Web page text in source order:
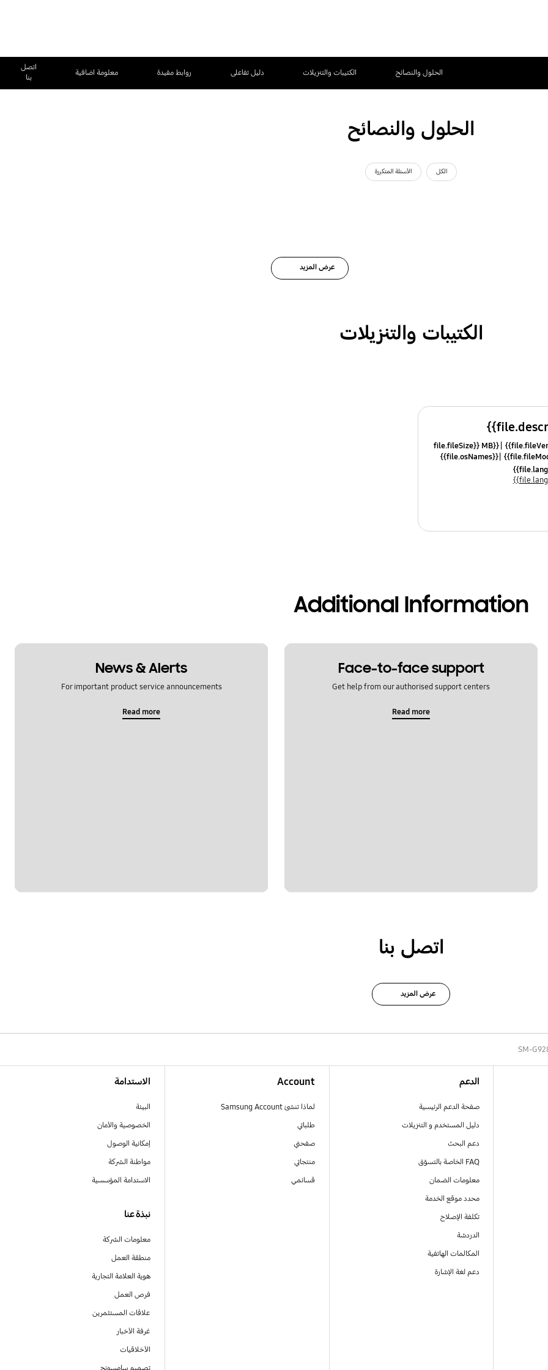
الحلول والنصائح الكتيبات والتنزيلات دليل تفاعلى روابط مفيدة معلومة اضافية
اتصل
بنا
الحلول والنصائح
الكل الأسئلة المتكررة
عرض المزيد
الكتيبات والتنزيلات
{{file.fileSize}} MB
{{file.osNames}}
Additional Information
Face-to-face support
Get help from our authorised support centers
Read more
News & Alerts
For important product service announcements
Read more
اتصل بنا
عرض المزيد
SM-
الدعم
صفحة الدعم الرئيسية
دليل المستخدم و التنزيلات
دعم البحث
FAQ الخاصة بالتسوّق
معلومات الضمان
محدد موقع الخدمة
تكلفة الإصلاح
الدردشة
المكالمات الهاتفية
دعم لغة الإشارة
Account
لماذا تنشئ Samsung Account
طلباتي
صفحتي
منتجاتي
قسائمي
الاستدامة
البيئة
الخصوصية والأمان
إمكانية الوصول
مواطنة الشركة
الاستدامة المؤسسية
نبذة عنا
معلومات الشركة
منطقة العمل
هوية العلامة التجارية
فرص العمل
علاقات المستثمرين
غرفة الأخبار
الأخلاقيات